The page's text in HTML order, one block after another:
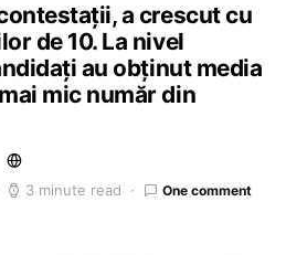
a crescut cu
de 10. La nivel
au obținut media
mic număr din
3 minute read One comment